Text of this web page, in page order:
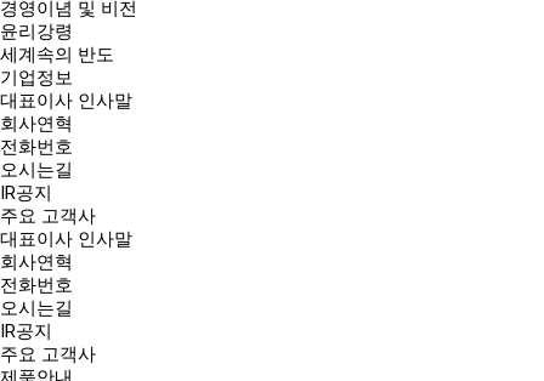
경영이념 및 비전
윤리강령
세계속의 반도
기업정보
대표이사 인사말
회사연혁
전화번호
오시는길
IR공지
주요 고객사
대표이사 인사말
회사연혁
전화번호
오시는길
IR공지
주요 고객사